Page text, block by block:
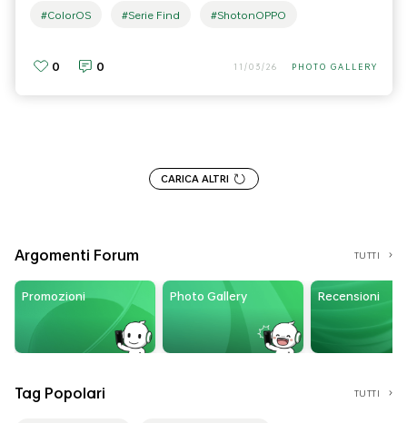
#ColorOS #Serie Find #ShotonOPPO
0 0 11/03/26 PHOTO GALLERY
CARICA ALTRI
Argomenti Forum TUTTI
Promozioni Photo Gallery Recensioni
Tag Popolari TUTTI